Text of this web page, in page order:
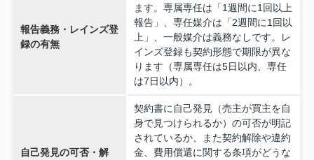
報告義務・レインズ登
録の有無
ます。専属専任は「1週間に1回以上
報告」、専任媒介は「2週間に1回以
上」、一般媒介は義務なしです。レ
インズ登録も契約形態で期限が異な
ります（専属専任は5日以内、専任
は7日以内）。
自己発見の可否・解
契約書に自己発見（売主が買主を自
身で見つけられるか）の可否が明記
されているか、また契約解除や違約
金、費用償還に関する条項がどうな